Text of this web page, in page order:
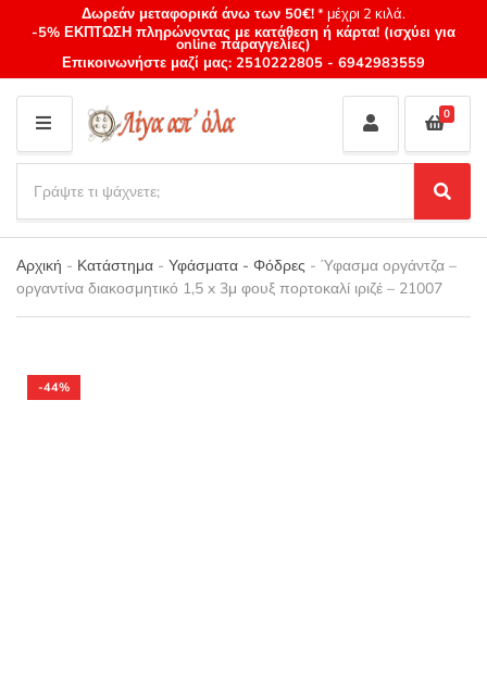
Δωρεάν μεταφορικά άνω των 50€!* μέχρι 2 κιλά.
-5% ΕΚΠΤΩΣΗ πληρώνοντας με κατάθεση ή κάρτα! (ισχύει για
online παραγγελίες)
Επικοινωνήστε μαζί μας: 2510222805 - 6942983559
M
E
N
U
Category
name
a
r
c
h
p
S
e
a
r
c
0
Αρχική - Κατάστημα - Υφάσματα - Φόδρες - Ύφασμα οργάντζα –
οργαντίνα διακοσμητικό 1,5 x 3μ φουξ πορτοκαλί ιριζέ – 21007
-44%